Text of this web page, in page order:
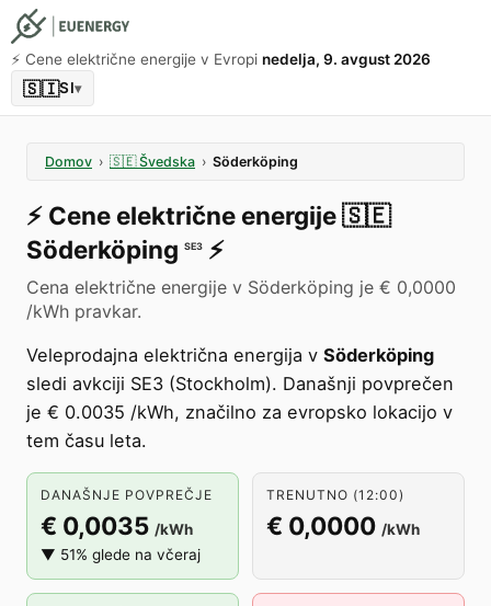
⚡️ Cene električne energije v Evropi nedelja, 9. avgust 2026
🇸🇮SI▾
Domov › 🇸🇪 Švedska › Söderköping
⚡️ Cene električne energije🇸🇪
Söderköping SE3 ⚡️
Cena električne energije v Söderköping je € 0,0000
/kWh pravkar.
Veleprodajna električna energija v Söderköping
sledi avkciji SE3 (Stockholm). Današnji povprečen
je € 0.0035 /kWh, značilno za evropsko lokacijo v
tem času leta.
DANAŠNJE POVPREČJE
€ 0,0035 /kWh
▼ 51% glede na včeraj
TRENUTNO (12:00)
€ 0,0000 /kWh